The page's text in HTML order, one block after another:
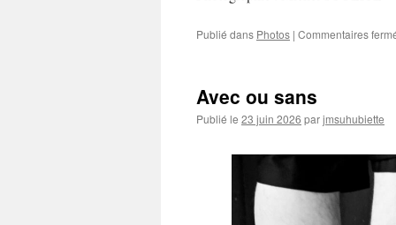
Publié dans Photos | Commentaires
Avec ou sans
Publié le 23 juin 2026 parjmsuhubiette